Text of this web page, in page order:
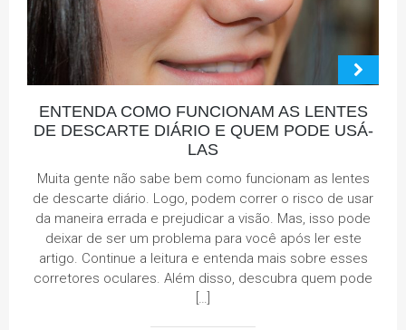
ENTENDA COMO FUNCIONAM AS LENTES
DE DESCARTE DIÁRIO E QUEM PODE USÁ-
LAS
Muita gente não sabe bem como funcionam as lentes
de descarte diário. Logo, podem correr o risco de usar
da maneira errada e prejudicar a visão. Mas, isso pode
deixar de ser um problema para você após ler este
artigo. Continue a leitura e entenda mais sobre esses
corretores oculares. Além disso, descubra quem pode
[…]